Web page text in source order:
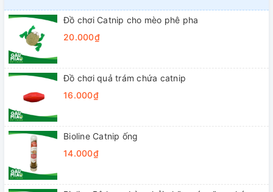
Đồ chơi Catnip cho mèo phê pha
20.000₫
Đồ chơi quả trám chứa catnip
16.000₫
Bioline Catnip ống
14.000₫